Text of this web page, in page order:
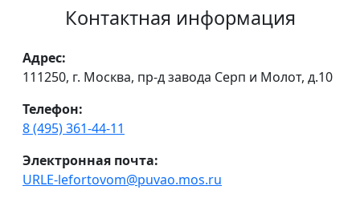
Контактная информация
Адрес:
111250, г. Москва, пр-д завода Серп и Молот, д.10
Телефон:
8 (495) 361-44-11
Электронная почта:
URLE-lefortovom@puvao.mos.ru